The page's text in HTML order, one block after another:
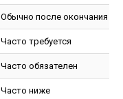
Обычно после окончания
Часто требуется
Часто обязателен
Часто ниже